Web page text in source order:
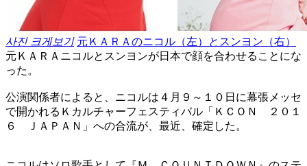
사진 크게보기 元ＫＡＲＡのニコル（左）とスンヨン（右）
元ＫＡＲＡニコルとスンヨンが日本で顔を合わせることにな
った。
公演関係者によると、ニコルは４月９～１０日に幕張メッセ
で開かれるＫカルチャーフェスティバル「ＫＣＯＮ ２０１
６ ＪＡＰＡＮ」への合流が、最近、確定した。